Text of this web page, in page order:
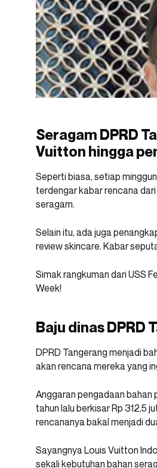
Seragam DPRD
Vuitton hingga
Seperti biasa, setiap
terdengar kabar rencana
seragam.
Selain itu, ada juga
review skincare. Kabar
Simak rangkuman dari USS
Week!
Baju dinas DPRD
DPRD Tangerang menjadi
akan rencana mereka yang
Anggaran pengadaan bahan
tahun lalu berkisar Rp 312,5
rencananya bakal menjadi
Sayangnya Louis Vuitton
sekali kebutuhan bahan